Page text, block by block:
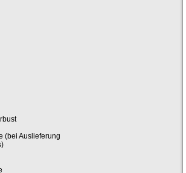
(bei Auslieferung